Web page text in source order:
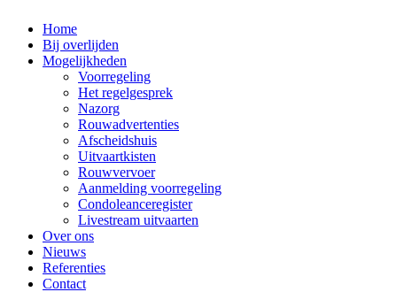
Home
Bij overlijden
Mogelijkheden
Voorregeling
Het regelgesprek
Nazorg
Rouwadvertenties
Afscheidshuis
Uitvaartkisten
Rouwvervoer
Aanmelding voorregeling
Condoleanceregister
Livestream uitvaarten
Over ons
Nieuws
Referenties
Contact